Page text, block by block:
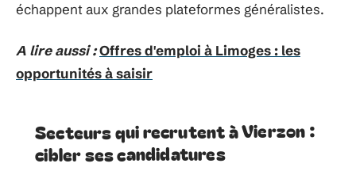
échappent aux grandes plateformes généralistes.
A lire aussi :Offres d'emploi à Limoges : les
opportunités à saisir
Secteurs qui recrutent à Vierzon :
cibler ses candidatures